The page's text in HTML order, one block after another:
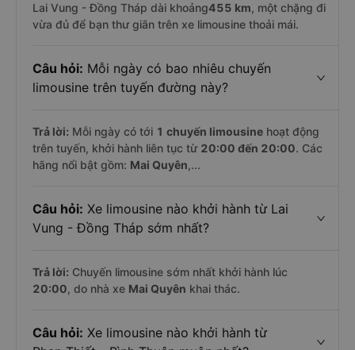
Lai Vung - Đồng Tháp dài khoảng455 km, một chặng đi
vừa đủ để bạn thư giãn trên xe limousine thoải mái.
Câu hỏi: Mỗi ngày có bao nhiêu chuyến
limousine trên tuyến đường này?
Trả lời: Mỗi ngày có tới 1 chuyến limousine hoạt động
trên tuyến, khởi hành liên tục từ 20:00 đến 20:00. Các
hãng nổi bật gồm: Mai Quyên,...
Câu hỏi: Xe limousine nào khởi hành từ Lai
Vung - Đồng Tháp sớm nhất?
Trả lời: Chuyến limousine sớm nhất khởi hành lúc
20:00, do nhà xe Mai Quyên khai thác.
Câu hỏi: Xe limousine nào khởi hành từ